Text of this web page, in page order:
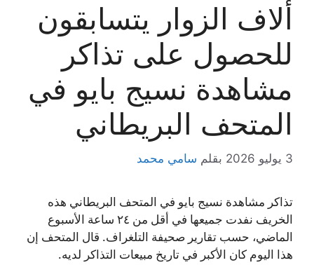
ألاف الزوار يتسابقون
للحصول على تذاكر
مشاهدة نسيج بايو في
المتحف البريطاني
3 يوليو 2026 بقلم سامي محمد
تذاكر مشاهدة نسيج بايو في المتحف البريطاني هذه
الخريف نفدت جميعها في أقل من ٢٤ ساعة الأسبوع
الماضي، حسب تقارير صحيفة التلغراف. قال المتحف إن
هذا اليوم كان الأكبر في تاريخ مبيعات التذاكر لديه.